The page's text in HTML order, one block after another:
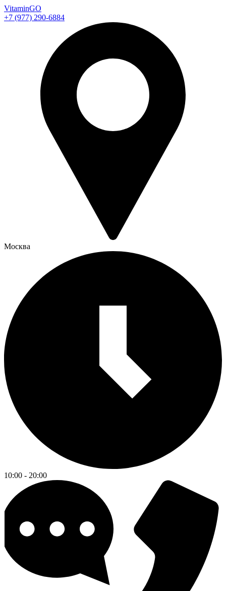
VitaminGO
+7 (977) 290-6884
Москва
10:00 - 20:00